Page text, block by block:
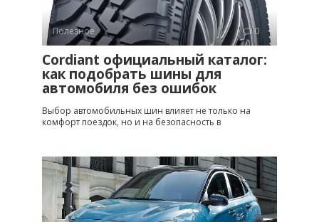
Полезное 0
Cordiant официальный каталог:
как подобрать шины для
автомобиля без ошибок
Выбор автомобильных шин влияет не только на
комфорт поездок, но и на безопасность в